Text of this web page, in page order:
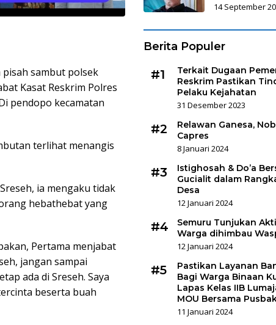
pisah sambut polsek
Kasat Reskrim Polres
pendopo kecamatan
terlihat menangis
ia mengaku tidak
hebathebat yang
Pertama menjabat
jangan sampai
ada di Sreseh. Saya
beserta buah
14 September
Berita Populer
#1
Terkait Dugaan
Reskrim Pastikan
Pelaku Kejahatan
31 Desember 2023
#2
Relawan Ganesa,
Capres
8 Januari 2024
#3
Istighosah & Do’a
Gucialit dalam
Desa
12 Januari 2024
#4
Semuru Tunjukan
Warga dihimbau
12 Januari 2024
#5
Pastikan Layanan
Bagi Warga Binaan
Lapas Kelas IIB
MOU Bersama
11 Januari 2024